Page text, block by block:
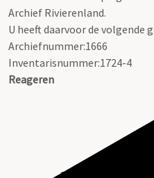
Archief Rivierenland.
U heeft daarvoor de volgende
Archiefnummer:1666
Inventarisnummer:1724-4
Reageren